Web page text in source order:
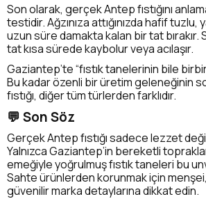
Son olarak, gerçek Antep fıstığını
testidir. Ağzınıza attığınızda hafif tuzlu,
uzun süre damakta kalan bir tat
tat kısa sürede kaybolur veya acılaşır.
Gaziantep’te “fıstık tanelerinin bile
Bu kadar özenli bir üretim geleneğinin
fıstığı, diğer tüm türlerden farklıdır.
💬 Son Söz
Gerçek Antep fıstığı sadece lezzet
Yalnızca Gaziantep’in bereketli
emeğiyle yoğrulmuş fıstık taneleri bu
Sahte ürünlerden korunmak için
güvenilir marka detaylarına dikkat edin.